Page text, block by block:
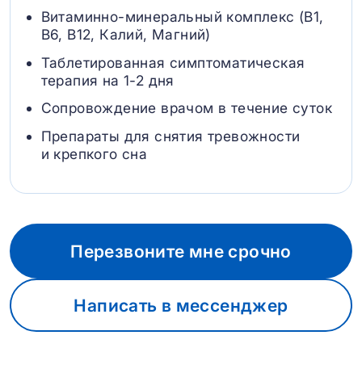
Витаминно-минеральный комплекс (B1,
B6, В12, Калий, Магний)
Таблетированная симптоматическая
терапия на 1-2 дня
Сопровождение врачом в течение суток
Препараты для снятия тревожности
и крепкого сна
Перезвоните мне срочно
Написать в мессенджер